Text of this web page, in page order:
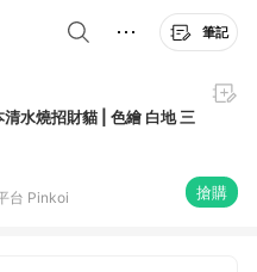
筆記
清水燒招財貓 | 色繪 白地 三
台 Pinkoi 搶購